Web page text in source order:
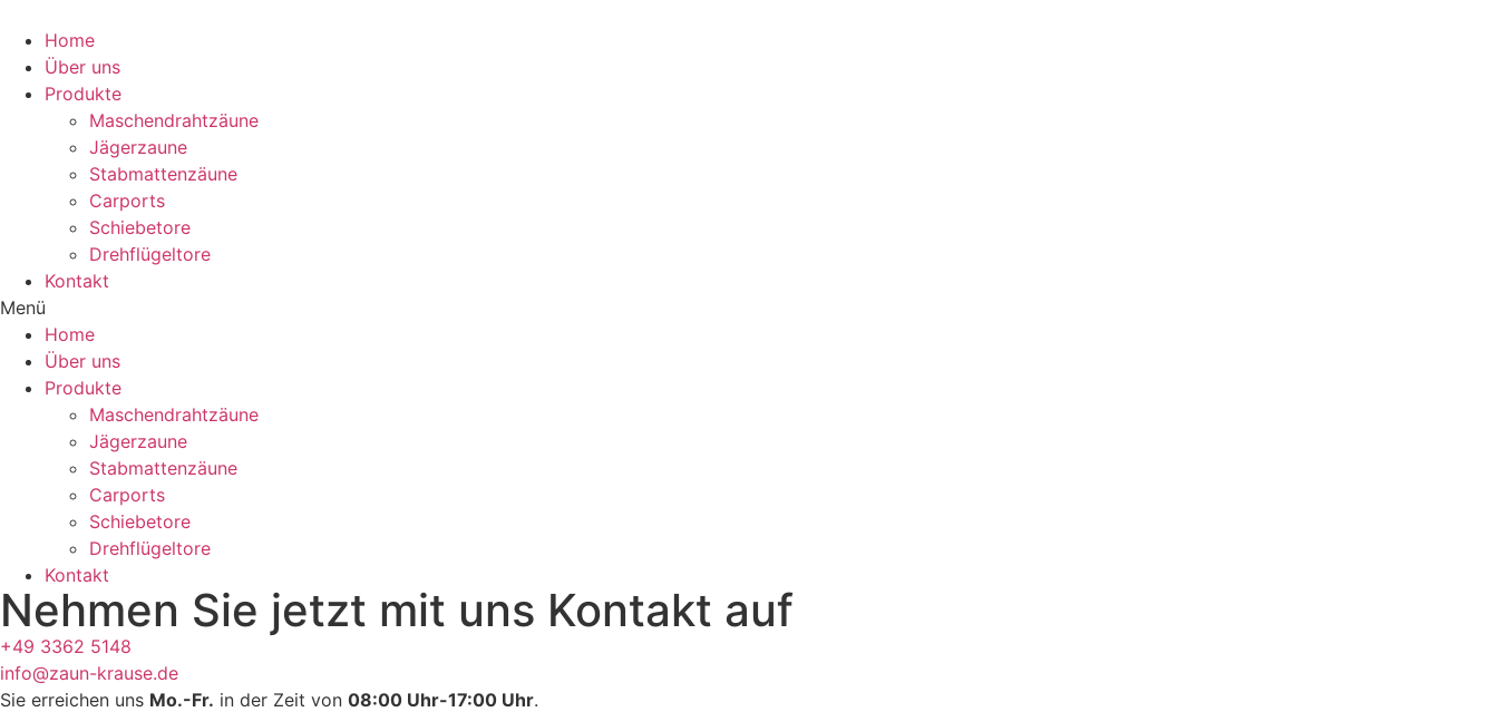
Home
Über uns
Produkte
Maschendrahtzäune
Jägerzaune
Stabmattenzäune
Carports
Schiebetore
Drehflügeltore
Kontakt
Menü
Home
Über uns
Produkte
Maschendrahtzäune
Jägerzaune
Stabmattenzäune
Carports
Schiebetore
Drehflügeltore
Kontakt
Nehmen Sie jetzt mit uns Kontakt auf
+49 3362 5148
info@zaun-krause.de
Sie erreichen uns Mo.-Fr. in der Zeit von 08:00 Uhr-17:00 Uhr.